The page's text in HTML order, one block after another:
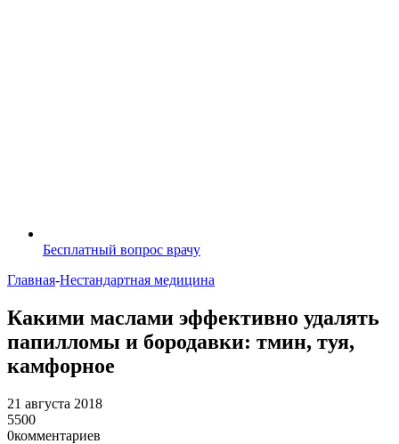
Бесплатный вопрос врачу
Главная-Нестандартная медицина
Какими маслами эффективно удалять
папилломы и бородавки: тмин, туя,
камфорное
21 августа 2018
5500
0комментариев